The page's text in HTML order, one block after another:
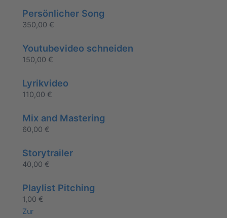
Persönlicher Song
350,00 €
Youtubevideo schneiden
150,00 €
Lyrikvideo
110,00 €
Mix and Mastering
60,00 €
Storytrailer
40,00 €
Playlist Pitching
1,00 €
Zur